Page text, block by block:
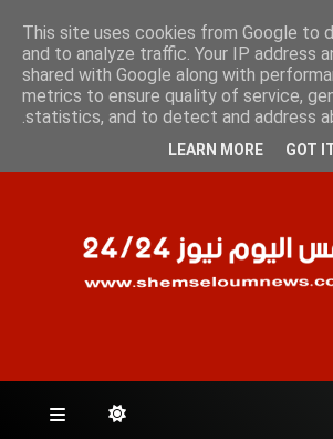
الجمعة 7 أغسطس 2026
This site uses cookies from Google to
and to analyze traffic. Your IP address
shared with Google along with
metrics to ensure quality of service,
statistics, and to detect and address
LEARN MORE GOT